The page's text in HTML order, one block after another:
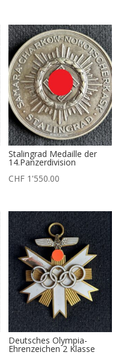
Stalingrad Medaille der
14.Panzerdivision
CHF 1'550.00
Deutsches Olympia-
Ehrenzeichen 2 Klasse